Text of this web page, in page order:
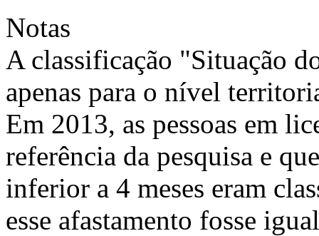
Notas
A classificação "Situação
apenas para o nível
Em 2013, as pessoas em
referência da pesquisa e
inferior a 4 meses eram
esse afastamento fosse